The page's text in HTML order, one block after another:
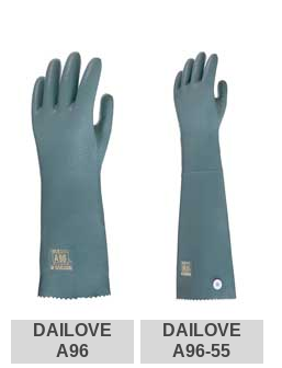
DAILOVE
A96
DAILOVE
A96-55